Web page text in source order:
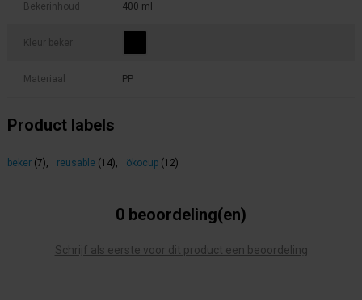
Bekerinhoud 400 ml
Kleur beker
Materiaal PP
Product labels
beker (7), reusable (14), ökocup (12)
0 beoordeling(en)
Schrijf als eerste voor dit product een beoordeling